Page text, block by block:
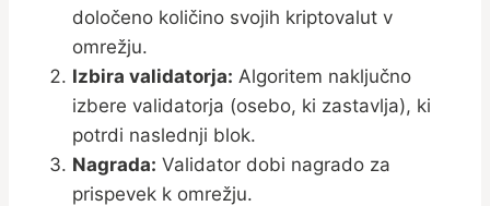
določeno količino svojih kriptovalut v
omrežju.
Izbira validatorja: Algoritem naključno
izbere validatorja (osebo, ki zastavlja), ki
potrdi naslednji blok.
Nagrada: Validator dobi nagrado za
prispevek k omrežju.